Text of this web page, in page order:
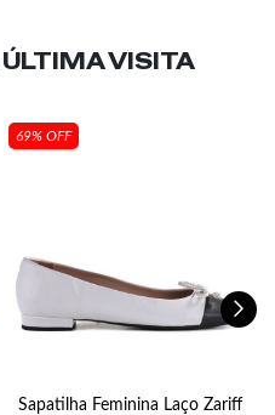
ÚLTIMA VISITA
69% OFF
Sapatilha Feminina Laço Zariff